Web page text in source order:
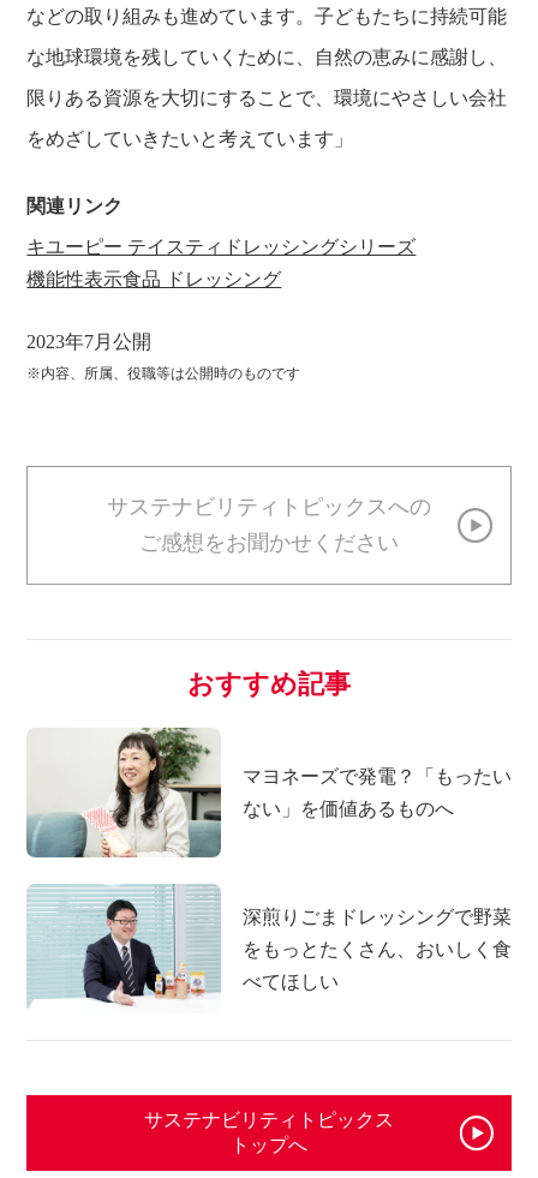
などの取り組みも進めています。子どもたちに持続可能
な地球環境を残していくために、自然の恵みに感謝し、
限りある資源を大切にすることで、環境にやさしい会社
をめざしていきたいと考えています」
関連リンク
キユーピー テイスティドレッシングシリーズ
機能性表示食品 ドレッシング
2023年7月公開
※内容、所属、役職等は公開時のものです
サステナビリティトピックスへの
ご感想をお聞かせください
おすすめ記事
マヨネーズで発電？「もったい
ない」を価値あるものへ
深煎りごまドレッシングで野菜
をもっとたくさん、おいしく食
べてほしい
サステナビリティトピックス
トップへ